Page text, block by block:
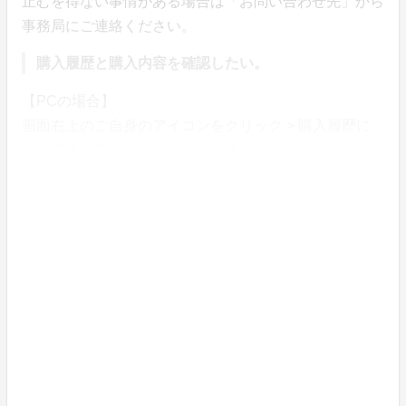
事務局にご連絡ください。